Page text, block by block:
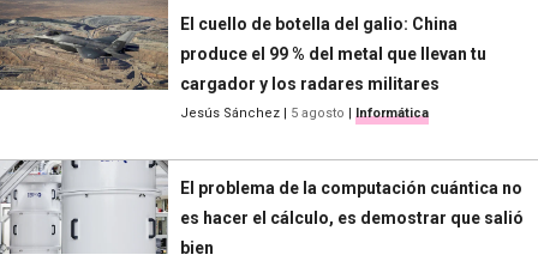
El cuello de botella del galio: China
produce el 99 % del metal que llevan tu
cargador y los radares militares
Jesús Sánchez | 5 agosto | Informática
El problema de la computación cuántica no
es hacer el cálculo, es demostrar que salió
bien